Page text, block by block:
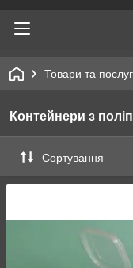
Товари та
Контейнери з
Сортування